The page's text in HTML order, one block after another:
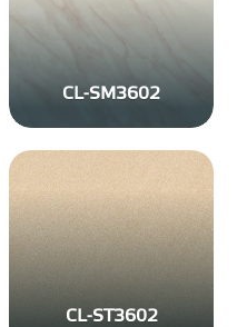
CL-SM3602
CL-ST3602